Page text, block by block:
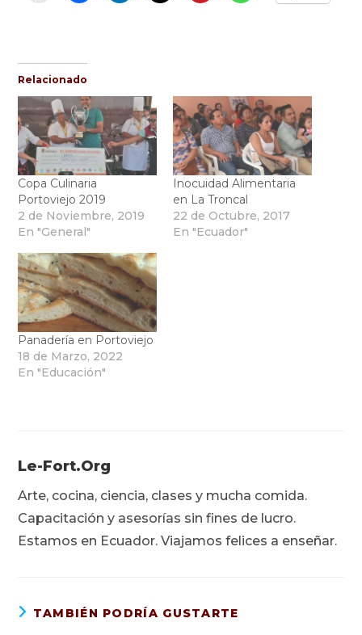
Relacionado
Copa Culinaria
Portoviejo 2019
2 de Noviembre, 2019
En "General"
Inocuidad Alimentaria
en La Troncal
22 de Octubre, 2017
En "Ecuador"
Panadería en Portoviejo
18 de Marzo, 2022
En "Educación"
Le-Fort.org
Arte, cocina, ciencia, clases y mucha comida.
Capacitación y asesorías sin fines de lucro.
Estamos en Ecuador. Viajamos felices a enseñar.
TAMBIÉN PODRÍA GUSTARTE